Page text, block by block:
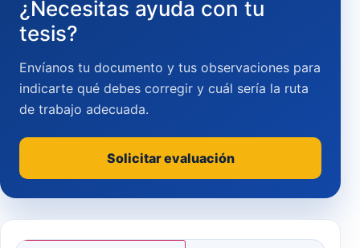
¿Necesitas ayuda con tu
tesis?
Envíanos tu documento y tus observaciones para
indicarte qué debes corregir y cuál sería la ruta
de trabajo adecuada.
Solicitar evaluación